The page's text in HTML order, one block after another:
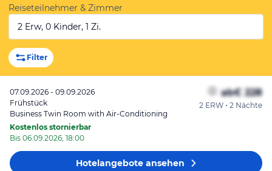
Reiseteilnehmer & Zimmer
2 Erw, 0 Kinder, 1 Zi.
Filter
07.09.2026 - 09.09.2026
Frühstück
Business Twin Room with Air-Conditioning
Kostenlos stornierbar
Bis 06.09.2026, 18:00
ab€ 228
2 ERW • 2 Nächte
Hotelangeboteansehen